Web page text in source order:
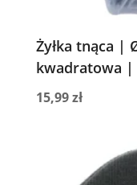
Żyłka tnąca |
kwadratowa |
15,99zł